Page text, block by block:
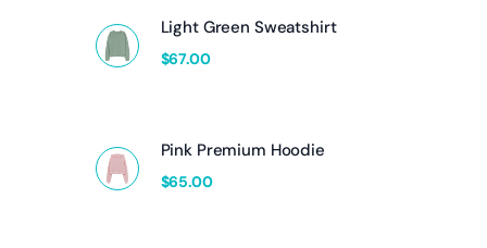
Light Green Sweatshirt
$67.00
Pink Premium Hoodie
$65.00